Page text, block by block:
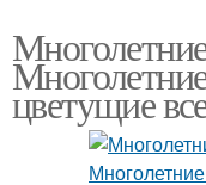
цветущие